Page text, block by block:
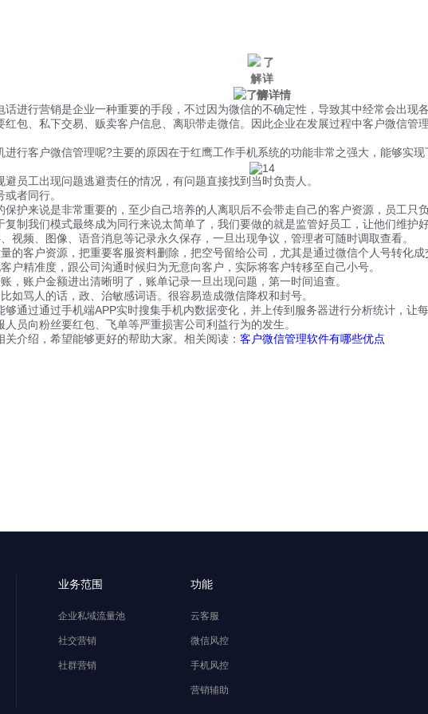
行营销是企业一种重要的手段，不过因为微信的不确定性，导致其中经常会出现
包、私下交易、贩卖客户信息、离职带走微信。因此企业在发展过程中客户微信
客户微信管理呢?主要的原因在于红鹰工作手机系统的功能非常之强大，能够实现
工出现问题逃避责任的情况，有问题直接找到当时负责人。
者同行。
来说是非常重要的，至少自己培养的人离职后不会带走自己的客户资源，员工只
制我们模式最终成为同行来说太简单了，我们要做的就是监管好员工，让他们维护好
频、图像、语音消息等记录永久保存，一旦出现争议，管理者可随时调取查看。
客户资源，把重要客服资料删除，把空号留给公司，尤其是通过微信个人号转化成
精准度，跟公司沟通时候归为无意向客户，实际将客户转移至自己小号。
账户金额进出清晰明了，账单记录一旦出现问题，第一时间追查。
骂人的话，政、治敏感词语。很容易造成微信降权和封号。
过通过手机端APP实时搜集手机内数据变化，并上传到服务器进行分析统计，让
员向粉丝要红包、飞单等严重损害公司利益行为的发生。
绍，希望能够更好的帮助大家。相关阅读： 客户微信管理软件有哪些优点
业务范围
企业私域流量池
社交营销
社群营销
功能
云客服
微信风控
手机风控
营销辅助